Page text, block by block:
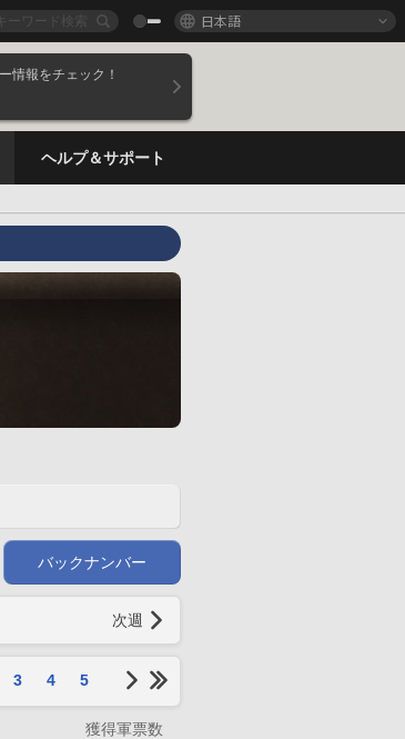
日本語
情報をチェック！
ヘルプ＆サポート
バックナンバー
次週
3 4 5
獲得軍票数